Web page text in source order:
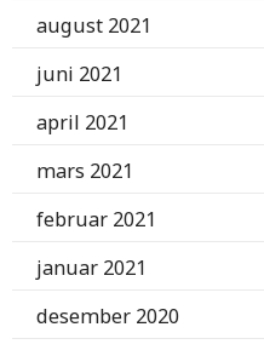
august 2021
juni 2021
april 2021
mars 2021
februar 2021
januar 2021
desember 2020